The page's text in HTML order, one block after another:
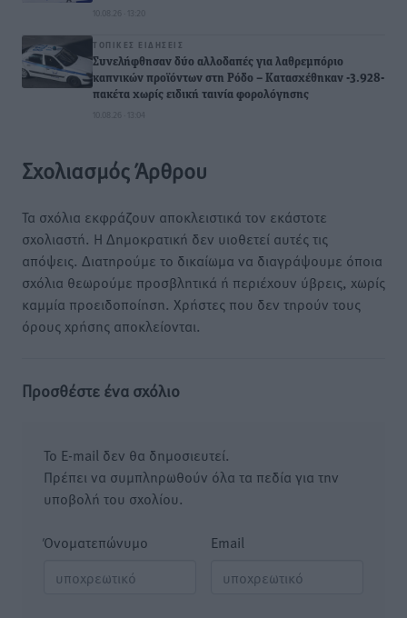
10.08.26 · 13:20
ΤΟΠΙΚΈΣ ΕΙΔΉΣΕΙΣ
Συνελήφθησαν δύο αλλοδαπές για λαθρεμπόριο
καπνικών προϊόντων στη Ρόδο – Κατασχέθηκαν -3.928-
πακέτα χωρίς ειδική ταινία φορολόγησης
10.08.26 · 13:04
Σχολιασμός Άρθρου
Τα σχόλια εκφράζουν αποκλειστικά τον εκάστοτε
σχολιαστή. Η Δημοκρατική δεν υιοθετεί αυτές τις
απόψεις. Διατηρούμε το δικαίωμα να διαγράψουμε όποια
σχόλια θεωρούμε προσβλητικά ή περιέχουν ύβρεις, χωρίς
καμμία προειδοποίηση. Χρήστες που δεν τηρούν τους
όρους χρήσης αποκλείονται.
Προσθέστε ένα σχόλιο
Το E-mail δεν θα δημοσιευτεί.
Πρέπει να συμπληρωθούν όλα τα πεδία για την
υποβολή του σχολίου.
Όνοματεπώνυμο Email